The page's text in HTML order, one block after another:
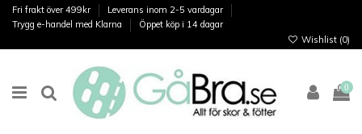
Fri frakt över 499kr
Leverans inom 2-5 vardagar
Trygg e-handel med Klarna
Öppet köp i 14 dagar
Wishlist (0)
0